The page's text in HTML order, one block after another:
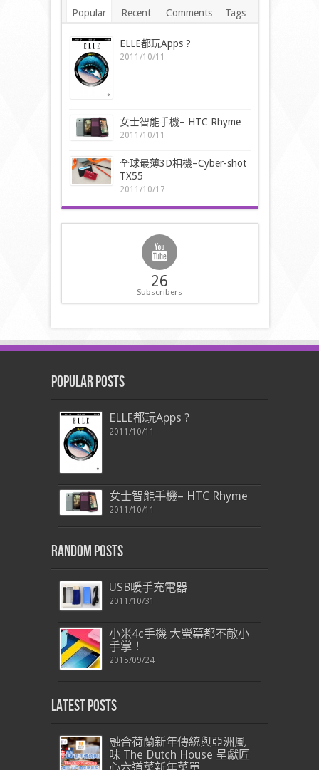
Popular Recent Comments Tags
ELLE都玩Apps ?
2011/10/11
女士智能手機– HTC Rhyme
2011/10/11
全球最薄3D相機–Cyber-shot
TX55
2011/10/17
26
Subscribers
Popular Posts
ELLE都玩Apps ?
2011/10/11
女士智能手機– HTC Rhyme
2011/10/11
Random Posts
USB暖手充電器
2011/10/31
小米4c手機 大螢幕都不敵小
手掌！
2015/09/24
Latest Posts
融合荷蘭新年傳統與亞洲風
味 The Dutch House 呈獻匠